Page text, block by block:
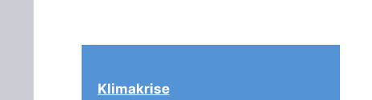
Klimakrise